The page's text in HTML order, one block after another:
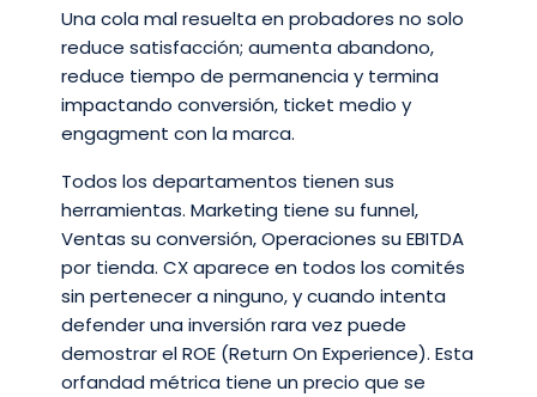
Una cola mal resuelta en probadores no solo
reduce satisfacción; aumenta abandono,
reduce tiempo de permanencia y termina
impactando conversión, ticket medio y
engagment con la marca.
Todos los departamentos tienen sus
herramientas. Marketing tiene su funnel,
Ventas su conversión, Operaciones su EBITDA
por tienda. CX aparece en todos los comités
sin pertenecer a ninguno, y cuando intenta
defender una inversión rara vez puede
demostrar el ROE (Return On Experience). Esta
orfandad métrica tiene un precio que se